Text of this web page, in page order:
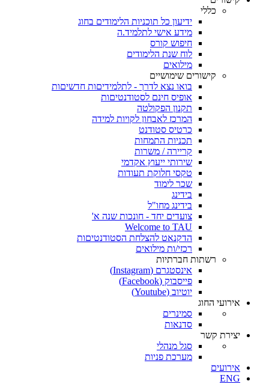
כללי
ידיעון כל תוכניות הלימודים בחוג
מידע אישי לתלמיד.ה
חיפוש קורס
לוח שנת הלימודים
מילואים
קישורים שימושיים
בואו נצא לדרך - לתלמידיםות חדשיםות
אופיס חינם לסטודנטיםות
תקנון הפקולטה
המרכז לאבחון לקויות למידה
כרטיס סטודנט
תכניות התמחות
קריירה / משרות
שירותי ייעוץ אקדמי
טקסי חלוקת תעודות
שכר לימוד
בידינג
בידינג מחו"ל
צועדים יחד - חונכות שנה א'
Welcome to TAU
הדקנאט להצלחת הסטודנטיםות
רכזי/ות מילואים
רשתות חברתיות
אינסטגרם (Instagram)
פייסבוק (Facebook)
יוטיוב (Youtube)
אירועי החוג
סמינרים
סדנאות
יצירת קשר
סגל מנהלי
מערכת פניות
אירועים
ENG